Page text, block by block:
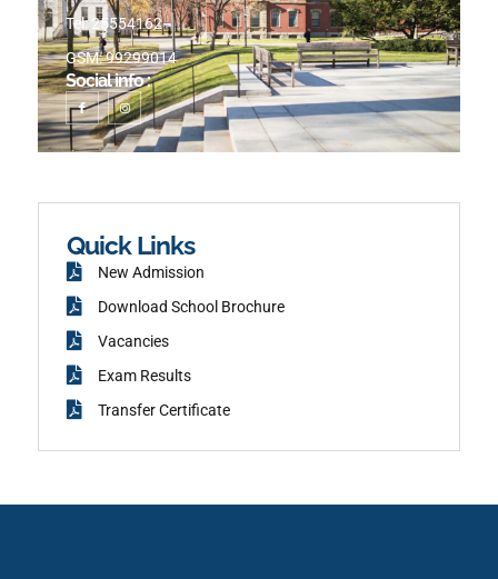
Tel: 25554162
GSM: 99299014
Social info :
I
c
o
n
-
f
o
I
n
s
t
a
g
Quick Links
New Admission
Download School Brochure
Vacancies
Exam Results
Transfer Certificate